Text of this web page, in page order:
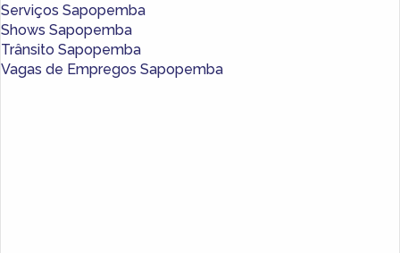
Serviços Sapopemba
Shows Sapopemba
Trânsito Sapopemba
Vagas de Empregos Sapopemba